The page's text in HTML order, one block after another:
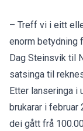
– Treff vi i eitt
enorm betydning
Dag Steinsvik til
satsinga til
Etter lanseringa i
brukarar i februar
dei gått frå